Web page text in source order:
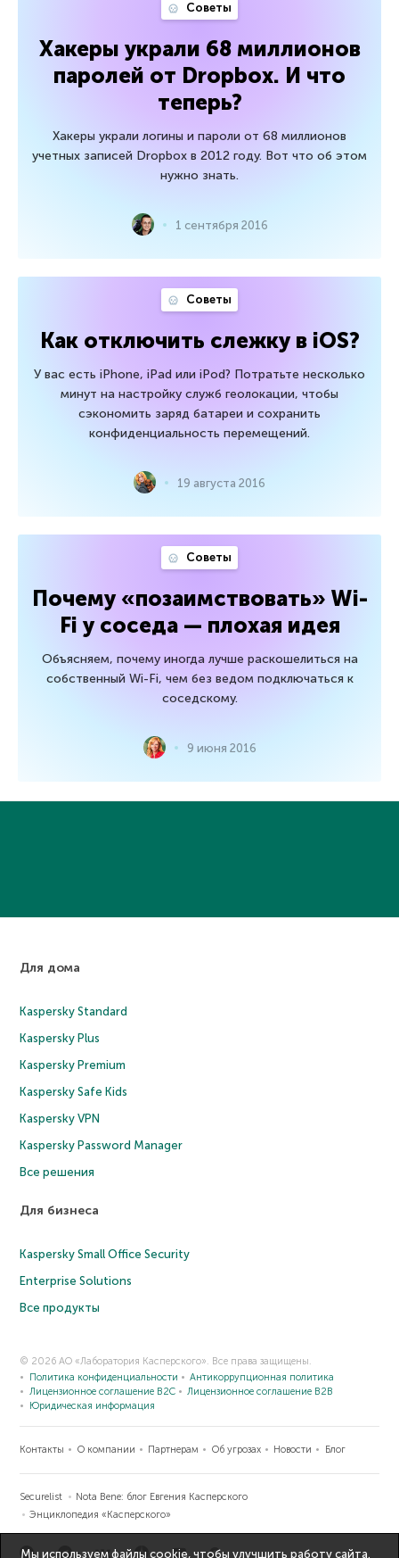
Советы
Хакеры украли 68 миллионов
паролей от Dropbox. И что
теперь?
Хакеры украли логины и пароли от 68 миллионов
учетных записей Dropbox в 2012 году. Вот что об этом
нужно знать.
1 сентября 2016
Советы
Как отключить слежку в iOS?
У вас есть iPhone, iPad или iPod? Потратьте несколько
минут на настройку служб геолокации, чтобы
сэкономить заряд батареи и сохранить
конфиденциальность перемещений.
19 августа 2016
Советы
Почему «позаимствовать» Wi-
Fi у соседа — плохая идея
Объясняем, почему иногда лучше раскошелиться на
собственный Wi-Fi, чем без ведом подключаться к
соседскому.
9 июня 2016
Для дома
Kaspersky Standard
Kaspersky Plus
Kaspersky Premium
Kaspersky Safe Kids
Kaspersky VPN
Kaspersky Password Manager
Все решения
Для бизнеса
Kaspersky Small Office Security
Enterprise Solutions
Все продукты
© 2026 АО «Лаборатория Касперского». Все права защищены.
Политика конфиденциальности
Антикоррупционная политика
Лицензионное соглашение B2C
Лицензионное соглашение B2B
Юридическая информация
Контакты О компании Партнерам Об угрозах Новости Блог
Securelist
Nota Bene: блог Евгения Касперского
Энциклопедия «Касперского»
Мы используем файлы cookie, чтобы улучшить работу сайта.